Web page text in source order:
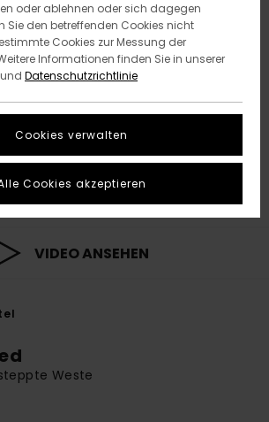
VIDEO ANSEHEN
Weste
oder ablehnen oder sich dagegen
Sie den betreffenden Cookies nicht
Cookies zur Messung der
Informationen finden Sie in unserer
und Datenschutzrichtlinie
Cookies verwalten
Cookies akzeptieren